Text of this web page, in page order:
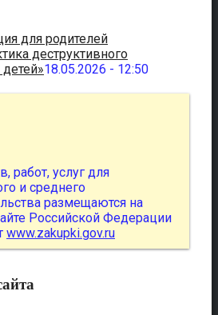
для родителей
деструктивного
18.05.2026 - 12:50
работ, услуг для
и среднего
размещаются на
Российской Федерации
www.zakupki.gov.ru